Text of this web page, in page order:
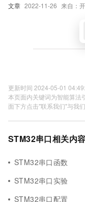
文章 2022-11-26 来自：
更新时间 2024-05-01
本页面内关键词为智能算法
面下方点击"联系我们"与我们
STM32串口相关内容
STM32串口函数
STM32串口实验
STM32串口配置